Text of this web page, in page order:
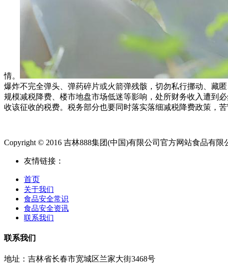
情。
爆炸不完全弹头、弹药碎片或火箭弹残骸，切勿私行挪动、藏
规模减税降费、楼市地盘市场低迷等影响，处所财务收入遭到
收该征收的税费。税务部分也要同时落实落细减税降费政策，苦
Copyright © 2016 吉林888集团(中国)有限公司官方网站食品有限
友情链接：
首页
关于我们
食品安全常识
食品安全资讯
联系我们
联系我们
地址：吉林省长春市宽城区兰家大街3468号